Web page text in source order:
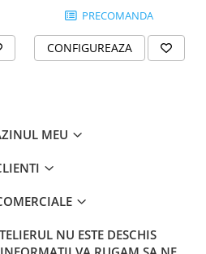
PRECOMANDA
CONFIGUREAZA
MEU
NU ESTE DESCHIS